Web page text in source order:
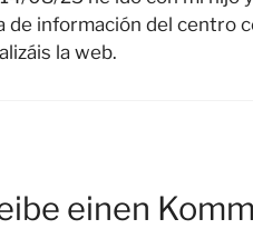
de información del centro
la web.
einen